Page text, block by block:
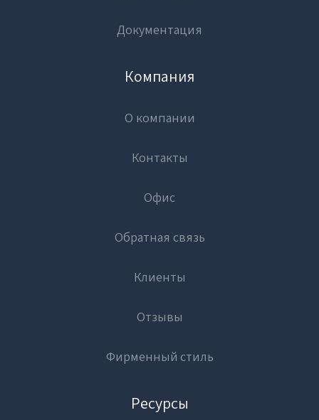
Документация
Компания
О компании
Контакты
Офис
Обратная связь
Клиенты
Отзывы
Фирменный стиль
Ресурсы